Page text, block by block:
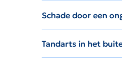
Schade door een
Tandarts in het